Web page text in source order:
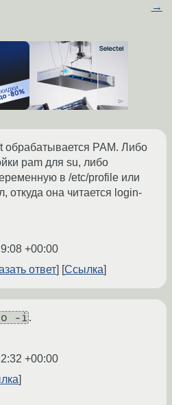
→
обрабатывается PAM. Либо
pam для su, либо
в /etc/profile или
откуда она читается login-
+00:00
ответ Ссылка
-i.
+00:00